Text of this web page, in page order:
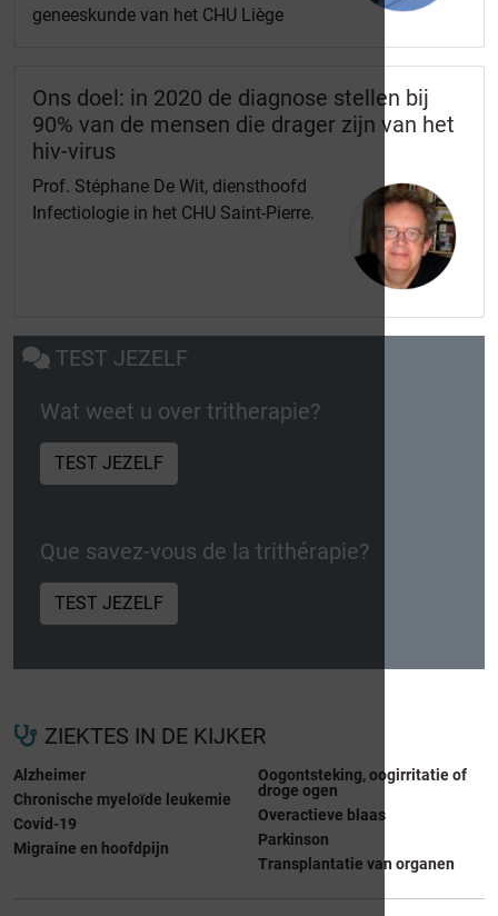
geneeskunde van het CHU Liège
Ons doel: in 2020 de diagnose stellen bij
90% van de mensen die drager zijn van het
hiv-virus
Prof. Stéphane De Wit, diensthoofd
Infectiologie in het CHU Saint-Pierre.
TEST JEZELF
Wat weet u over tritherapie?
TEST JEZELF
Que savez-vous de la trithérapie?
TEST JEZELF
ZIEKTES IN DE KIJKER
Alzheimer
Chronische myeloïde leukemie
Covid-19
Migraine en hoofdpijn
Oogontsteking, oogirritatie of
droge ogen
Overactieve blaas
Parkinson
Transplantatie van organen